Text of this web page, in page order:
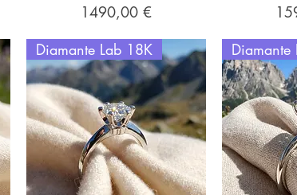
Prezzo
1490,00 €
Diamante Lab 18K Diamante